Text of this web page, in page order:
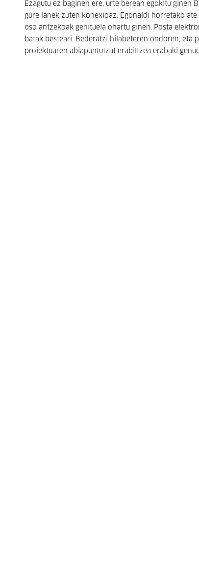
Ezagutu ez baginen ere, urte berean egokitu
gure lanek zuten konexioaz. Egonaldi horretako
oso antzekoak genituela ohartu ginen. Posta
batak besteari. Bederatzi hilabeteren ondoren, eta
proiektuaren abiapuntutzat erabiltzea erabaki